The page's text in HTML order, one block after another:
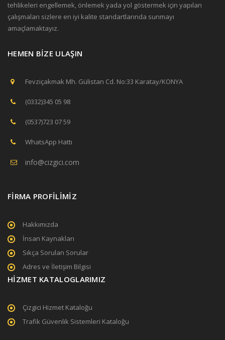
tehlikeleri engellemek, önlemek yada yol göstermek için yapılan
çalışmaları sizlere en iyi kalite standartlarında sunmayı
amaçlamaktayız.
HEMEN BİZE ULAŞIN
Fevziçakmak Mh. Gülistan Cd. No:33 Karatay/KONYA
(0332)345 05 98
(0537)723 07 59
WhatsApp Hattı
info@cizgici.com
FİRMA PROFİLİMİZ
Hakkımızda
İnsan Kaynakları
Sıkça Sorulan Sorular
Adres ve İletişim Bilgisi
HİZMET KATALOGLARIMIZ
Çizgici Hizmet Kataloğu
Trafik Güvenlik Sistemleri Kataloğu